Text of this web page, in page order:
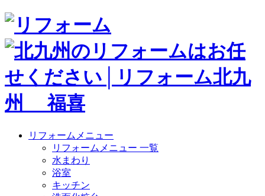
リフォームメニュー
リフォームメニュー 一覧
水まわり
浴室
キッチン